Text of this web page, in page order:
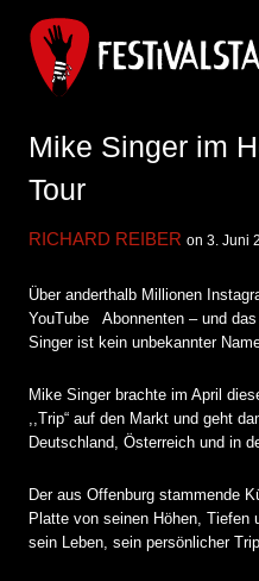
Mike Singer im
Tour
RICHARD REIBER on 3. Juni
Über anderthalb Millionen
YouTube
Abonnenten – und
Singer ist kein unbekannter
Mike Singer brachte im April
,,Trip“ auf den Markt und geht
Deutschland, Österreich und in
Der aus Offenburg stammende
Platte von seinen Höhen,
sein Leben, sein persönlicher Trip.